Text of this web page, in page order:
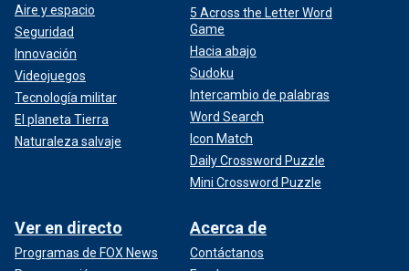
Aire y espacio
Seguridad
Innovación
Videojuegos
Tecnología militar
El planeta Tierra
Naturaleza salvaje
5 Across the Letter Word
Game
Hacia abajo
Sudoku
Intercambio de palabras
Word Search
Icon Match
Daily Crossword Puzzle
Mini Crossword Puzzle
Ver en directo
Programas de FOX News
Acerca de
Contáctanos